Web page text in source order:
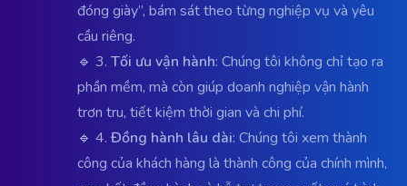
đóng giày”, bám sát theo từng nghiệp vụ và yêu
cầu riêng.
🔹 3.Tối ưu vận hành: Chúng tôi không chỉ tạo ra
phần mềm, mà còn giúp doanh nghiệp vận hành
trơn tru, tiết kiệm thời gian và chi phí.
🔹 4.Đồng hành lâu dài: Chúng tôi xem thành
công của khách hàng là thành công của chính mình,